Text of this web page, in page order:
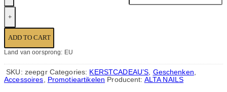
ADD TO CART
Land van oorsprong: EU
SKU: zeepgr Categories: KERSTCADEAU’S Geschenken
Accessoires
Promotieartikelen Producent: ALTA NAILS